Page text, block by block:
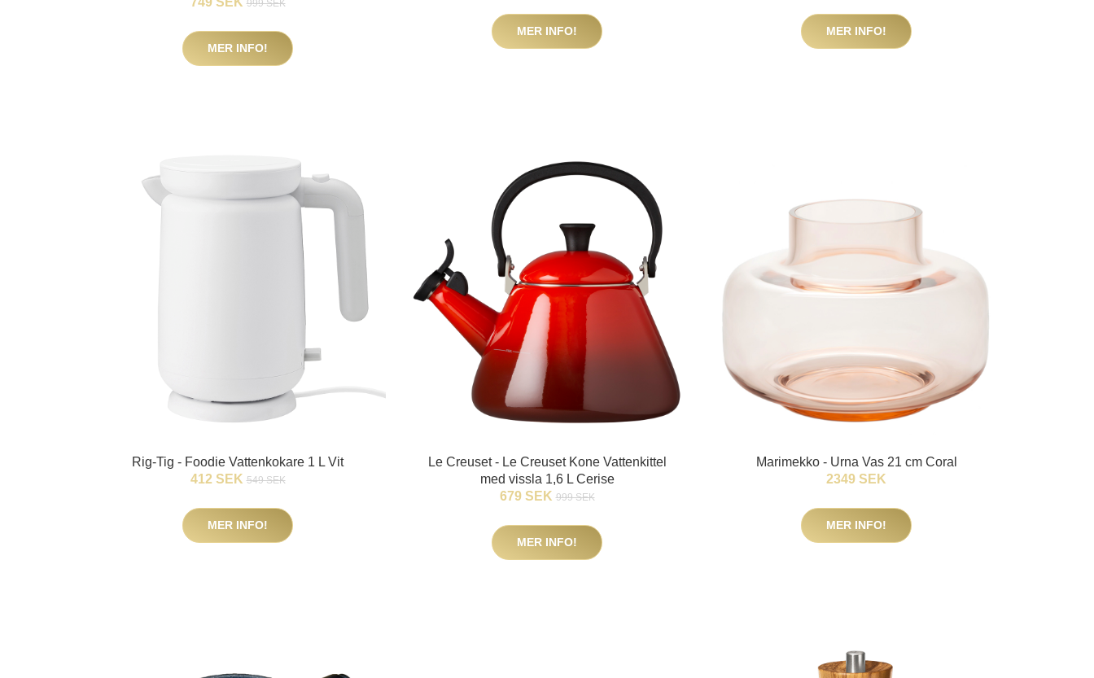
999 SEK
MER INFO!
MER INFO! MER INFO!
Rig-Tig - Foodie Vattenkokare 1 L Vit
412 SEK 549 SEK
MER INFO!
Le Creuset - Le Creuset Kone Vattenkittel
med vissla 1,6 L Cerise
679 SEK 999 SEK
MER INFO!
Marimekko - Urna Vas 21 cm Coral
2349 SEK
MER INFO!